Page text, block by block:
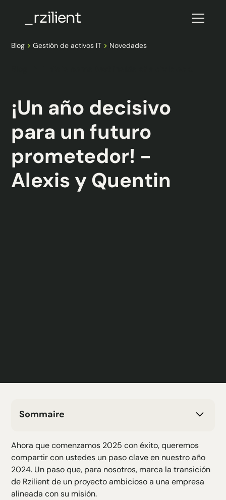
Blog Gestión de activos IT Novedades
¡Un año decisivo
para un futuro
prometedor! -
Alexis y Quentin
Sommaire
H3 Texte
H4 Texte
H5 Texte
H6 Texte
Ahora que comenzamos 2025 con éxito, queremos
compartir con ustedes un paso clave en nuestro año
2024. Un paso que, para nosotros, marca la transición
de Rzilient de un proyecto ambicioso a una empresa
alineada con su misión.